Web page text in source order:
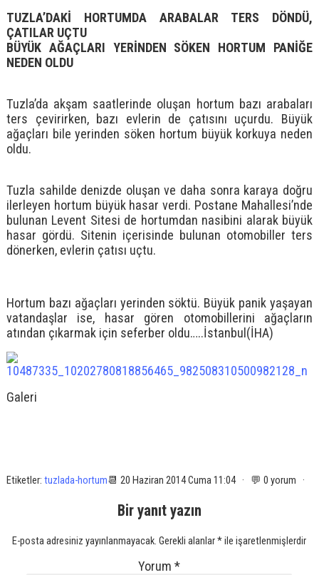
TUZLA’DAKİ HORTUMDA ARABALAR TERS DÖNDÜ,
ÇATILAR UÇTU
BÜYÜK AĞAÇLARI YERİNDEN SÖKEN HORTUM PANİĞE
NEDEN OLDU
Tuzla’da akşam saatlerinde oluşan hortum bazı arabaları
ters çevirirken, bazı evlerin de çatısını uçurdu. Büyük
ağaçları bile yerinden söken hortum büyük korkuya neden
oldu.
Tuzla sahilde denizde oluşan ve daha sonra karaya doğru
ilerleyen hortum büyük hasar verdi. Postane Mahallesi’nde
bulunan Levent Sitesi de hortumdan nasibini alarak büyük
hasar gördü. Sitenin içerisinde bulunan otomobiller ters
dönerken, evlerin çatısı uçtu.
Hortum bazı ağaçları yerinden söktü. Büyük panik yaşayan
vatandaşlar ise, hasar gören otomobillerini ağaçların
atından çıkarmak için seferber oldu…..İstanbul(İHA)
Galeri
Etiketler: tuzlada-hortum📆 20 Haziran 2014 Cuma 11:04 · 💬 0 yorum ·
Bir yanıt yazın
E-posta adresiniz yayınlanmayacak. Gerekli alanlar*ile işaretlenmişlerdir
Yorum*